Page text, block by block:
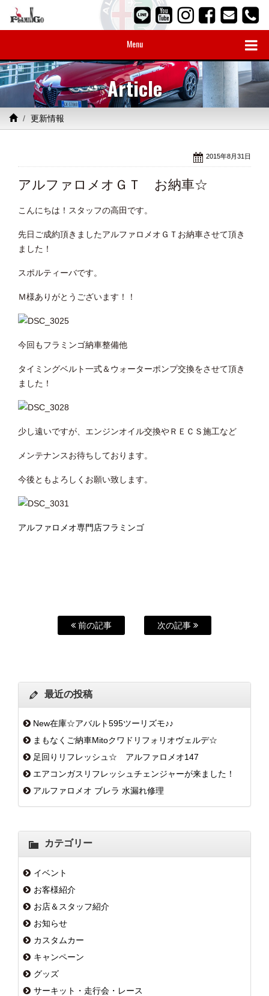
Menu
Article
更新情報
2015年8月31日
アルファロメオＧＴ お納車☆
こんにちは！スタッフの高田です。
先日ご成約頂きましたアルファロメオＧＴお納車させて頂き
ました！
スポルティーバです。
Ｍ様ありがとうございます！！
今回もフラミンゴ納車整備他
タイミングベルト一式＆ウォーターポンプ交換をさせて頂き
ました！
少し遠いですが、エンジンオイル交換やＲＥＣＳ施工など
メンテナンスお待ちしております。
今後ともよろしくお願い致します。
アルファロメオ専門店フラミンゴ
前の記事 次の記事
最近の投稿
New在庫☆アバルト595ツーリズモ♪♪
まもなくご納車Mitoクワドリフォリオヴェルデ☆
足回りリフレッシュ☆ アルファロメオ147
エアコンガスリフレッシュチェンジャーが来ました！
アルファロメオ ブレラ 水漏れ修理
カテゴリー
イベント
お客様紹介
お店＆スタッフ紹介
お知らせ
カスタムカー
キャンペーン
グッズ
サーキット・走行会・レース